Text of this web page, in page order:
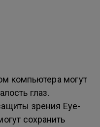
компьютера могут
глаз.
зрения Eye-
сохранить